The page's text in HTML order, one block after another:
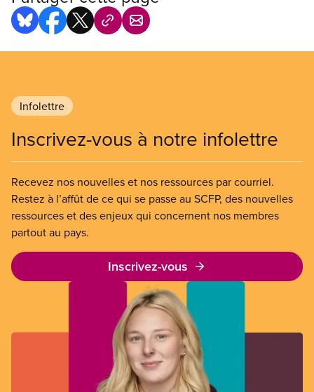
Infolettre
Inscrivez-vous à notre infolettre
Recevez nos nouvelles et nos ressources par courriel.
Restez à l’affût de ce qui se passe au SCFP, des nouvelles
ressources et des enjeux qui concernent nos membres
partout au pays.
Inscrivez-vous